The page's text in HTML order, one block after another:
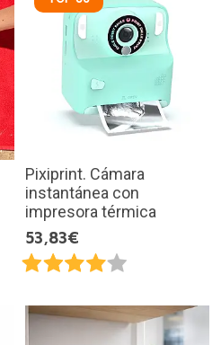
Pixiprint. Cámara
instantánea con
impresora térmica
53,83€